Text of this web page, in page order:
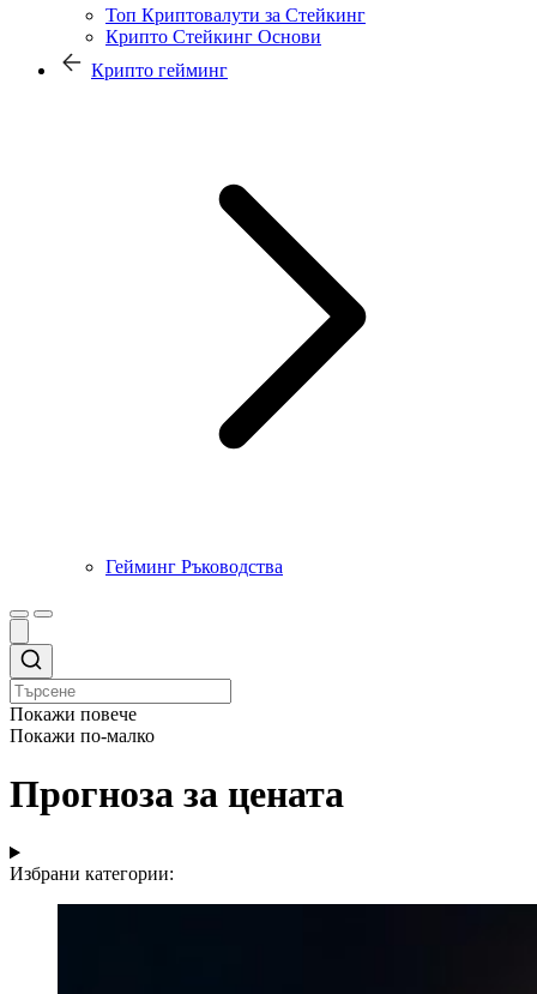
Топ Криптовалути за Стейкинг
Крипто Стейкинг Основи
Крипто гейминг
Гейминг Ръководства
Покажи повече
Покажи по-малко
Прогноза за цената
Избрани категории: